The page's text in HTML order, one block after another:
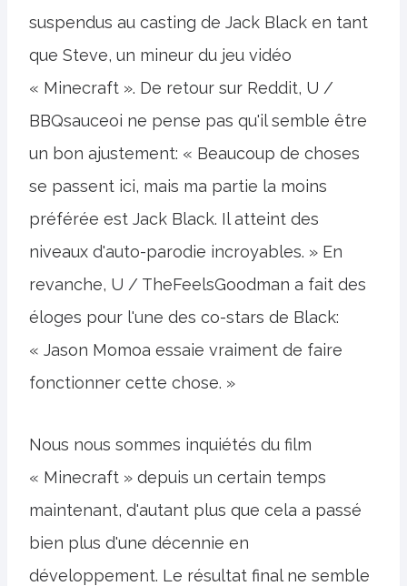
suspendus au casting de Jack Black en tant
que Steve, un mineur du jeu vidéo
« Minecraft ». De retour sur Reddit, U /
BBQsauceoi ne pense pas qu'il semble être
un bon ajustement: « Beaucoup de choses
se passent ici, mais ma partie la moins
préférée est Jack Black. Il atteint des
niveaux d'auto-parodie incroyables. » En
revanche, U / TheFeelsGoodman a fait des
éloges pour l'une des co-stars de Black:
« Jason Momoa essaie vraiment de faire
fonctionner cette chose. »
Nous nous sommes inquiétés du film
« Minecraft » depuis un certain temps
maintenant, d'autant plus que cela a passé
bien plus d'une décennie en
développement. Le résultat final ne semble